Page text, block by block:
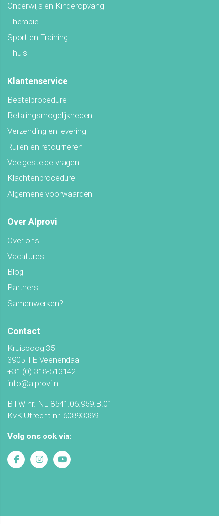
Onderwijs en Kinderopvang
Therapie
Sport en Training
Thuis
Klantenservice
Bestelprocedure
Betalingsmogelijkheden
Verzending en levering
Ruilen en retourneren
Veelgestelde vragen
Klachtenprocedure
Algemene voorwaarden
Over Alprovi
Over ons
Vacatures
Blog
Partners
Samenwerken?
Contact
Kruisboog 35
3905 TE Veenendaal
+31 (0) 318-513142
info@alprovi.nl
BTW nr. NL 8541.06.959.B.01
KvK Utrecht nr. 60893389
Volg ons ook via: